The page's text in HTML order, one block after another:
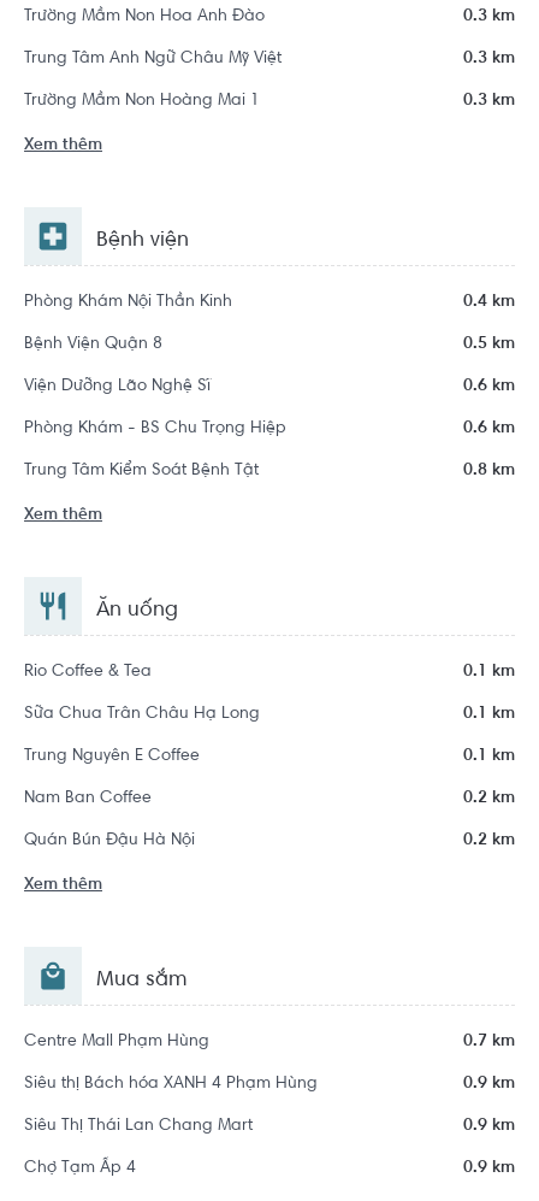
Trường Mầm Non Hoa Anh Đào 0.3 km
Trung Tâm Anh Ngữ Châu Mỹ Việt 0.3 km
Trường Mầm Non Hoàng Mai 1 0.3 km
Xem thêm
Bệnh viện
Phòng Khám Nội Thần Kinh 0.4 km
Bệnh Viện Quận 8 0.5 km
Viện Dưỡng Lão Nghệ Sĩ 0.6 km
Phòng Khám - BS Chu Trọng Hiệp 0.6 km
Trung Tâm Kiểm Soát Bệnh Tật 0.8 km
Xem thêm
Ăn uống
Rio Coffee & Tea 0.1 km
Sữa Chua Trân Châu Hạ Long 0.1 km
Trung Nguyên E Coffee 0.1 km
Nam Ban Coffee 0.2 km
Quán Bún Đậu Hà Nội 0.2 km
Xem thêm
Mua sắm
Centre Mall Phạm Hùng 0.7 km
Siêu thị Bách hóa XANH 4 Phạm Hùng 0.9 km
Siêu Thị Thái Lan Chang Mart 0.9 km
Chợ Tạm Ấp 4 0.9 km